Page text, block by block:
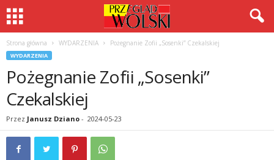
Strona główna WYDARZENIA Pożegnanie Zofii „Sosenki” Czekalskiej
WYDARZENIA
Pożegnanie Zofii „Sosenki”
Czekalskiej
Przez Janusz Dziano - 2024-05-23